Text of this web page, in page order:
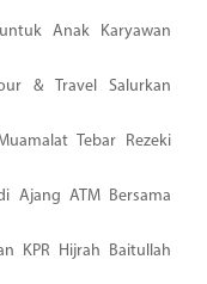
Anak Karyawan
& Travel Salurkan
Tebar Rezeki
Ajang ATM Bersama
KPR Hijrah Baitullah